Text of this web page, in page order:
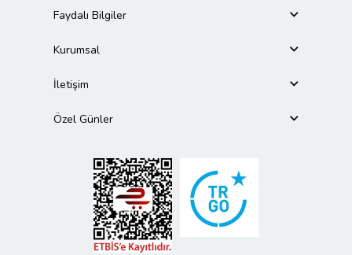
Faydalı Bilgiler
Kurumsal
İletişim
Özel Günler